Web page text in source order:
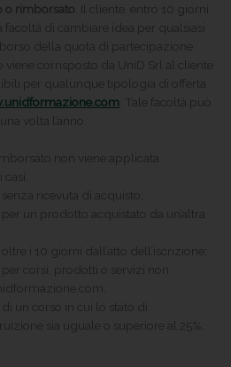
o rimborsato . Il cliente, entro 10 giorni
facoltà di cambiare idea per qualsiasi
della quota di partecipazione
corrisposto da UniD Srl al cliente
per qualunque tipologia di offerta
. Tale facoltà può
volta l’anno.
non viene applicata
ricevuta di acquisto;
un prodotto acquistato da un’altra
i 10 giorni dall’atto dell’iscrizione;
corsi, prodotti o servizi non
un corso in cui lo stato di
sia uguale o superiore al 25%.